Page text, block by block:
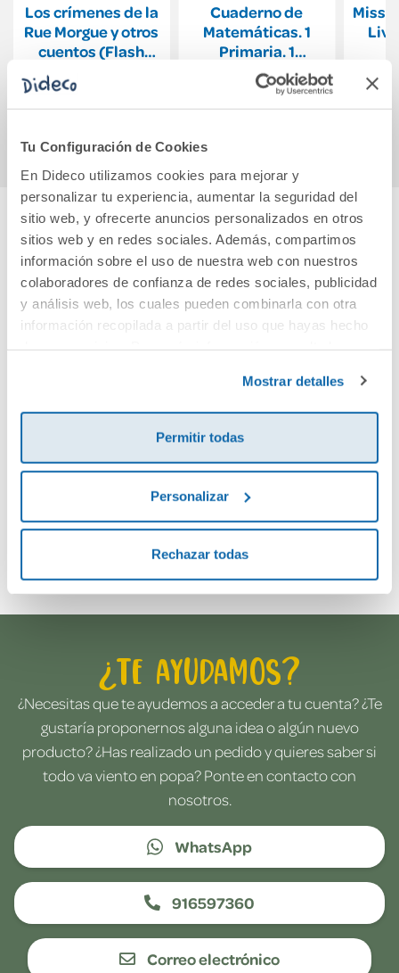
Tu Configuración de Cookies
En Dideco utilizamos cookies para mejorar y
personalizar tu experiencia, aumentar la seguridad del
sitio web, y ofrecerte anuncios personalizados en otros
sitios web y en redes sociales. Además, compartimos
información sobre el uso de nuestra web con nuestros
colaboradores de confianza de redes sociales, publicidad
y análisis web, los cuales pueden combinarla con otra
información recopilada a partir del uso que hayas hecho
Mostrar detalles
Permitir todas
Personalizar
Rechazar todas
Los crímenes de la
Rue Morgue y otros
cuentos (Flash
11,95€
Cuaderno de
Matemáticas. 1
Primaria. 1
Trimestre. Matices
16,28€
Cuéntanos tu opinión
¡Sé el primero en valorar este producto!
Envía tu opinión
¿Te ayudamos?
¿Necesitas que te ayudemos a acceder a tu cuenta? ¿Te
gustaría proponernos alguna idea o algún nuevo
producto? ¿Has realizado un pedido y quieres saber si
todo va viento en popa? Ponte en contacto con
nosotros.
WhatsApp
916597360
Correo electrónico